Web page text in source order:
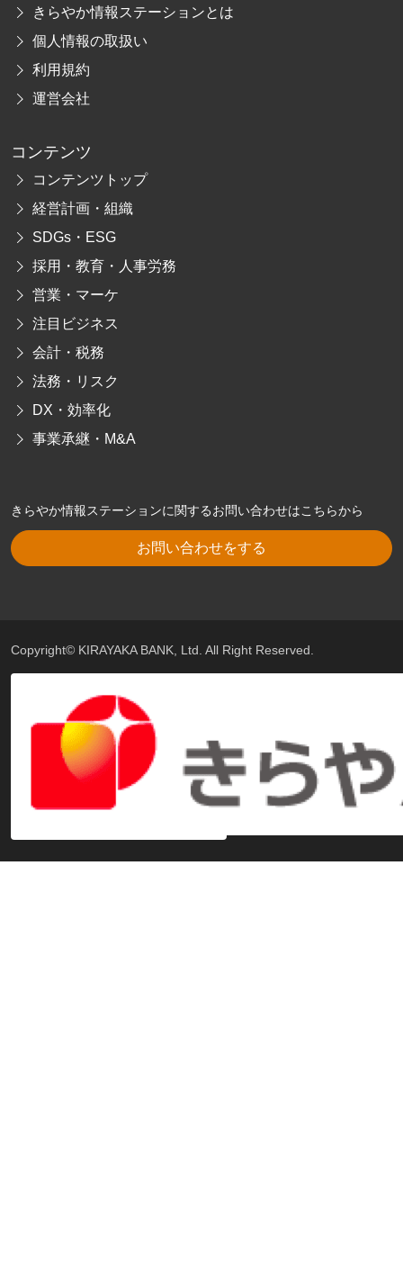
きらやか情報ステーションとは
個人情報の取扱い
利用規約
運営会社
コンテンツ
コンテンツトップ
経営計画・組織
SDGs・ESG
採用・教育・人事労務
営業・マーケ
注目ビジネス
会計・税務
法務・リスク
DX・効率化
事業承継・M&A
きらやか情報ステーションに関するお問い合わせはこちらから
お問い合わせをする
Copyright© KIRAYAKA BANK, Ltd. All Right Reserved.